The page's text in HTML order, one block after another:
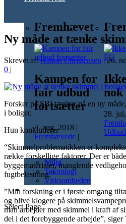
Fremhævet
Kampen for
fair udbud
fortsætter
4. aug, 2018 |
Fremhævede |
nok
28.
Udbud
Nyheder
Miljø
Teknologi
Virksomheden
Kalender
Select Page
Ny måde at tænke
Skrevet af:Hakon Christensen |26.
0 |
Forsker på SBI tænker på en ny
i boliger.
Hun konkluderer
“Skimmelproblematikken er
række forskellige faktorer. Der er
byggematerialer, manglende
fugtbelastning.”
”Min forskning er i første omgang
og blive klogere på
man arbejder med skimmel i kraft af
del i det forebyggende arbejde”,